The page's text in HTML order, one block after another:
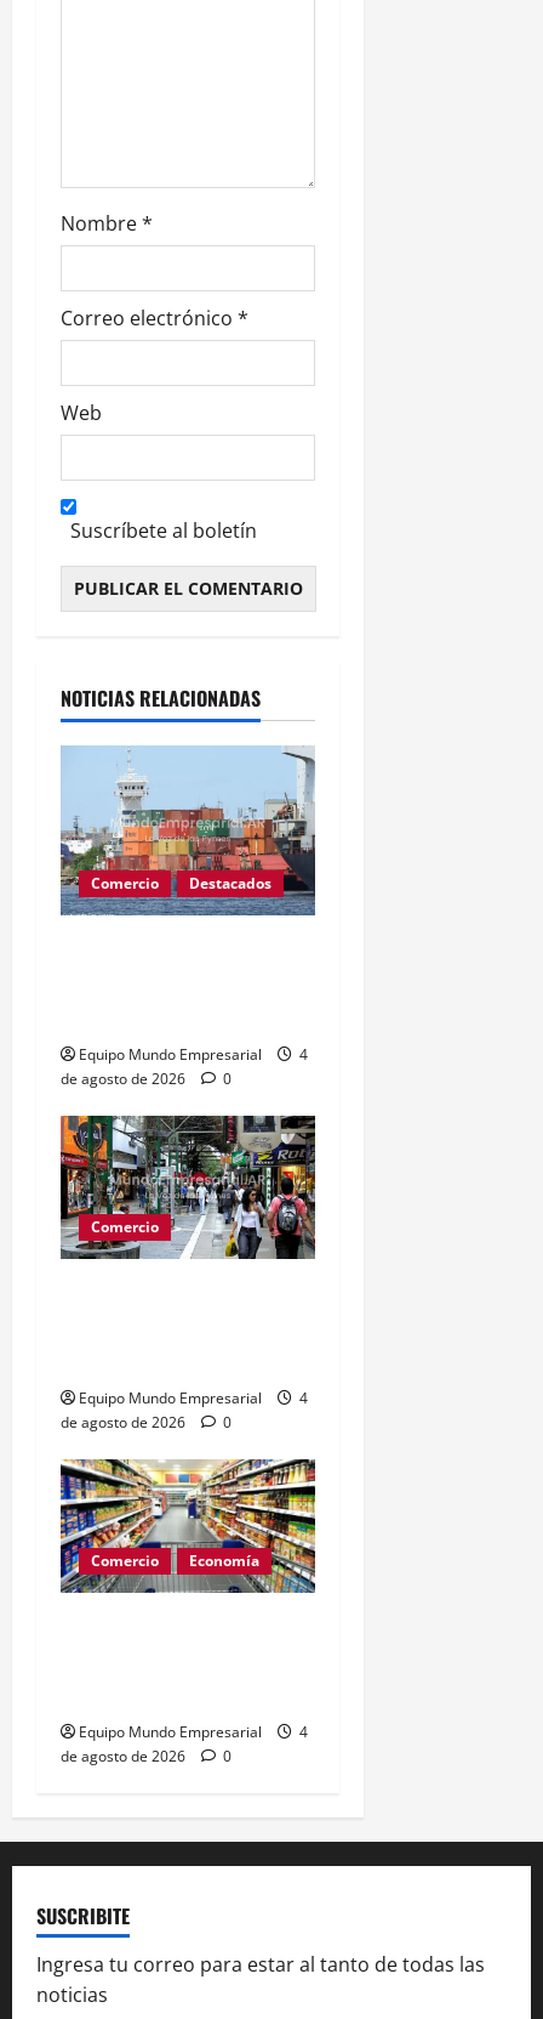
d
a
s
Nombre*
Correo electrónico *
Web
Suscríbete al boletín
NOTICIAS RELACIONADAS
Comercio Destacados
Equipo Mundo Empresarial
4
de agosto de 2026
0
Comercio
Equipo Mundo Empresarial
4
de agosto de 2026
0
Comercio Economía
Equipo Mundo Empresarial
4
de agosto de 2026
0
SUSCRIBITE
Ingresa tu correo para estar al tanto de todas las
noticias